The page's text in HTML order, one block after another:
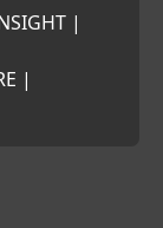
|
|